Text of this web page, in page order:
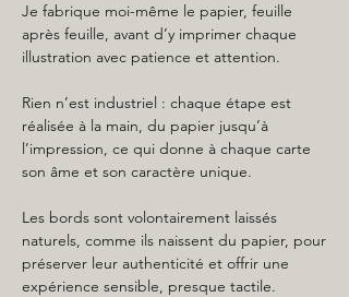
Je fabrique moi-même le papier, feuille
après feuille, avant d’y imprimer chaque
illustration avec patience et attention.
Rien n’est industriel : chaque étape est
réalisée à la main, du papier jusqu’à
l’impression, ce qui donne à chaque carte
son âme et son caractère unique.
Les bords sont volontairement laissés
naturels, comme ils naissent du papier, pour
préserver leur authenticité et offrir une
expérience sensible, presque tactile.